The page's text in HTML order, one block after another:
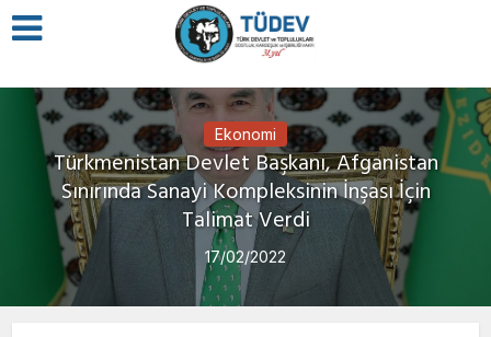
Ekonomi
Türkmenistan Devlet Başkanı, Afganistan
Sınırında Sanayi Kompleksinin İnşası İçin
Talimat Verdi
17/02/2022